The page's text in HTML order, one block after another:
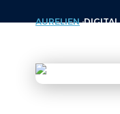
AURELIEN DIGITAL